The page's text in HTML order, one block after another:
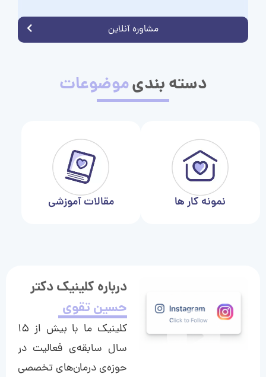
مشاوره آنلاین
دسته بندیموضوعات
نمونه کار ها مقالات آموزشی
درباره کلینیک دکتر
حسین تقوی
کلینیک ما با بیش از ۱۵
سال سابقه‌ی فعالیت در
حوزه‌ی درمان‌های تخصصی